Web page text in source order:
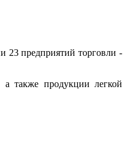
23 предприятий торговли -
также продукции легкой